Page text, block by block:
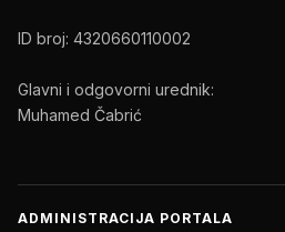
ID broj: 4320660110002
Glavni i odgovorni urednik:
Muhamed Čabrić
ADMINISTRACIJA PORTALA